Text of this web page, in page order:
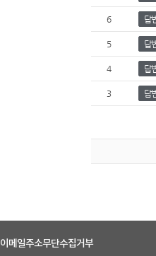
6 답
5 답
4 답
3 답
이메일주소무단수집거부